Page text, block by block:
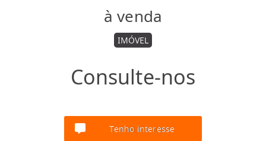
à venda
IMÓVEL
Consulte-nos
Tenho interesse